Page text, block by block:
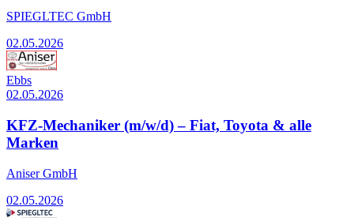
SPIEGLTEC GmbH
02.05.2026
Ebbs
02.05.2026
KFZ-Mechaniker (m/w/d) – Fiat, Toyota & alle
Marken
Aniser GmbH
02.05.2026